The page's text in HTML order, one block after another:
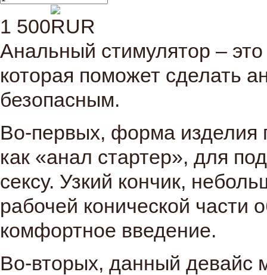
1 500
Анальный стимулятор –
которая поможет сделать
безопасным.
Во-первых, форма изделия
как «анал стартер», для
сексу. Узкий кончик,
рабочей конической части
комфортное введение.
Во-вторых, данный девайс